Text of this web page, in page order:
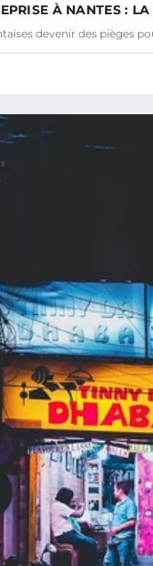
À NANTES :
devenir des pièges